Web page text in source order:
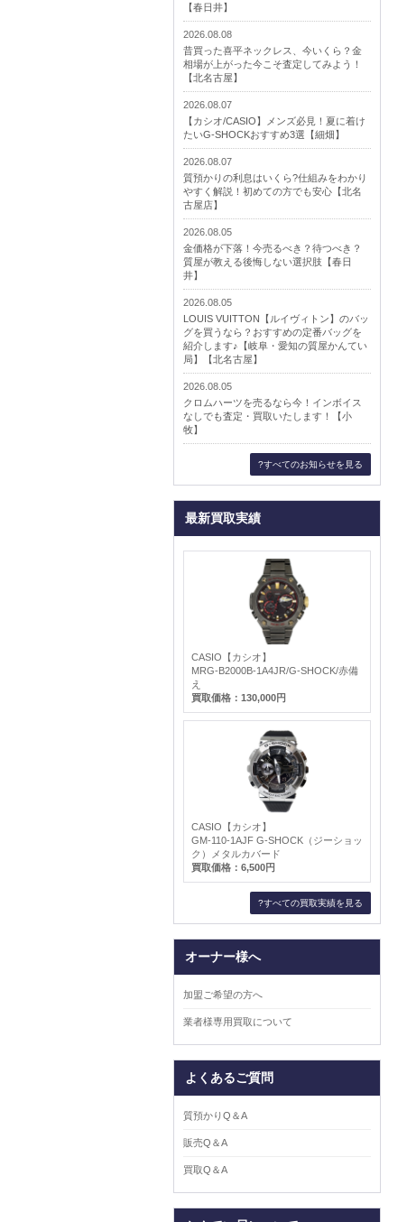
【春日井】
2026.08.08
昔買った喜平ネックレス、今いくら？金
相場が上がった今こそ査定してみよう！
【北名古屋】
2026.08.07
【カシオ/CASIO】メンズ必見！夏に着け
たいG-SHOCKおすすめ3選【細畑】
2026.08.07
質預かりの利息はいくら?仕組みをわかり
やすく解説！初めての方でも安心【北名
古屋店】
2026.08.05
金価格が下落！今売るべき？待つべき？
質屋が教える後悔しない選択肢【春日
井】
2026.08.05
LOUIS VUITTON【ルイヴィトン】のバッ
グを買うなら？おすすめの定番バッグを
紹介します♪【岐阜・愛知の質屋かんてい
局】【北名古屋】
2026.08.05
クロムハーツを売るなら今！インボイス
なしでも査定・買取いたします！【小
牧】
?すべてのお知らせを見る
最新買取実績
CASIO【カシオ】
MRG-B2000B-1A4JR/G-SHOCK/赤備
え
買取価格：130,000円
CASIO【カシオ】
GM-110-1AJF G-SHOCK（ジーショッ
ク）メタルカバード
買取価格：6,500円
?すべての買取実績を見る
オーナー様へ
加盟ご希望の方へ
業者様専用買取について
よくあるご質問
質預かりQ＆A
販売Q＆A
買取Q＆A